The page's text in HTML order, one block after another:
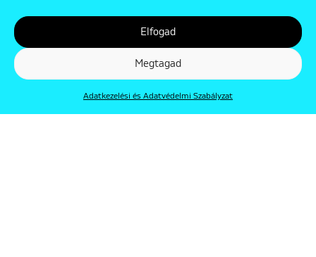
Elfogad
Megtagad
Adatkezelési és Adatvédelmi Szabályzat